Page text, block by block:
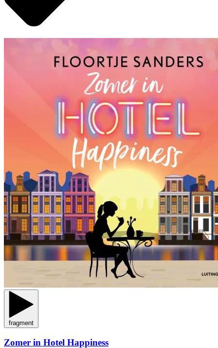
fragment
Zomer in Hotel Happiness